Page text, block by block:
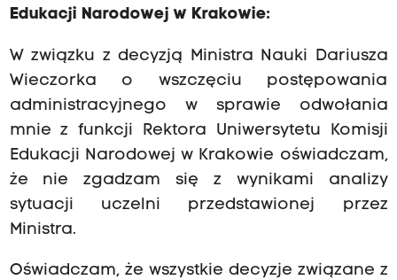
Edukacji Narodowej w Krakowie:
W związku z decyzją Ministra Nauki Dariusza
Wieczorka o wszczęciu postępowania
administracyjnego w sprawie odwołania
mnie z funkcji Rektora Uniwersytetu Komisji
Edukacji Narodowej w Krakowie oświadczam,
że nie zgadzam się z wynikami analizy
sytuacji uczelni przedstawionej przez
Ministra.
Oświadczam, że wszystkie decyzje związane z